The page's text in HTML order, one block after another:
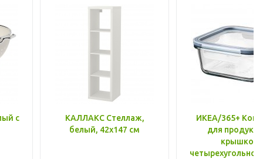
с
КАЛЛАКС Стеллаж,
белый, 42x147 см
ИКЕА/365+
для
крышкой,